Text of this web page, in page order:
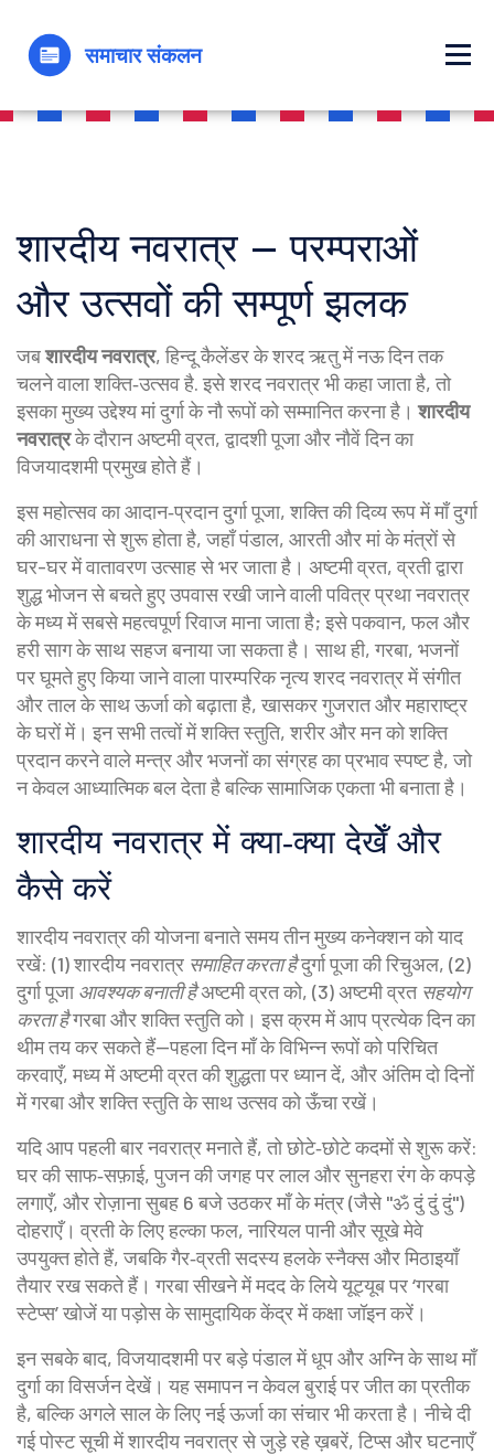
शारदीय नवरात्र – परम्पराओं
और उत्सवों की सम्पूर्ण झलक
जबशारदीय नवरात्र,हिन्दू कैलेंडर के शरद ऋतु में नऊ दिन तक
चलने वाला शक्ति‑उत्सव है. इसेशरद नवरात्रभी कहा जाता है, तो
इसका मुख्य उद्देश्य मां दुर्गा के नौ रूपों को सम्मानित करना है।शारदीय
नवरात्रके दौरान अष्टमी व्रत, द्वादशी पूजा और नौवें दिन का
विजयादशमी प्रमुख होते हैं।
इस महोत्सव का आदान‑प्रदानदुर्गा पूजा,शक्ति की दिव्य रूप में माँ दुर्गा
की आराधनासे शुरू होता है, जहाँ पंडाल, आरती और मां के मंत्रों से
घर-घर में वातावरण उत्साह से भर जाता है। अष्टमी व्रत,व्रती द्वारा
शुद्ध भोजन से बचते हुए उपवास रखी जाने वाली पवित्र प्रथानवरात्र
के मध्य में सबसे महत्वपूर्ण रिवाज माना जाता है; इसे पकवान, फल और
हरी साग के साथ सहज बनाया जा सकता है। साथ ही,गरबा, भजनों
पर घूमते हुए किया जाने वाला पारम्परिक नृत्यशरद नवरात्र में संगीत
और ताल के साथ ऊर्जा को बढ़ाता है, खासकर गुजरात और महाराष्ट्र
के घरों में। इन सभी तत्वों मेंशक्ति स्तुति,शरीर और मन को शक्ति
प्रदान करने वाले मन्त्र और भजनों का संग्रहका प्रभाव स्पष्ट है, जो
न केवल आध्यात्मिक बल देता है बल्कि सामाजिक एकता भी बनाता है।
शारदीय नवरात्र में क्या‑क्या देखेँ और
कैसे करें
शारदीय नवरात्र की योजना बनाते समय तीन मुख्य कनेक्शन को याद
रखें: (1) शारदीय नवरात्र समाहित करता हैदुर्गा पूजा की रिचुअल, (2)
दुर्गा पूजाआवश्यक बनाती हैअष्टमी व्रत को, (3) अष्टमी व्रत सहयोग
करता हैगरबा और शक्ति स्तुति को। इस क्रम में आप प्रत्येक दिन का
थीम तय कर सकते हैं—पहला दिन माँ के विभिन्न रूपों को परिचित
करवाएँ, मध्य में अष्टमी व्रत की शुद्धता पर ध्यान दें, और अंतिम दो दिनों
में गरबा और शक्ति स्तुति के साथ उत्सव को ऊँचा रखें।
यदि आप पहली बार नवरात्र मनाते हैं, तो छोटे‑छोटे कदमों से शुरू करें:
घर की साफ‑सफ़ाई, पुजन की जगह पर लाल और सुनहरा रंग के कपड़े
लगाएँ, और रोज़ाना सुबह 6 बजे उठकर माँ के मंत्र (जैसे "ॐ दुं दुं दुं")
दोहराएँ। व्रती के लिए हल्का फल, नारियल पानी और सूखे मेवे
उपयुक्त होते हैं, जबकि गैर‑व्रती सदस्य हलके स्नैक्स और मिठाइयाँ
तैयार रख सकते हैं। गरबा सीखने में मदद के लिये यूट्यूब पर ‘गरबा
स्टेप्स’ खोजें या पड़ोस के सामुदायिक केंद्र में कक्षा जॉइन करें।
इन सबके बाद, विजयादशमी पर बड़े पंडाल में धूप और अग्नि के साथ माँ
दुर्गा का विसर्जन देखें। यह समापन न केवल बुराई पर जीत का प्रतीक
है, बल्कि अगले साल के लिए नई ऊर्जा का संचार भी करता है। नीचे दी
गई पोस्ट सूची में शारदीय नवरात्र से जुड़े रहे ख़बरें, टिप्स और घटनाएँ